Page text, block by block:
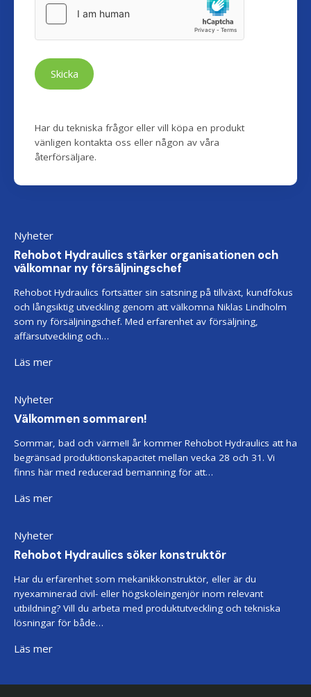
Skicka
Har du tekniska frågor eller vill köpa en produkt
vänligen kontakta oss eller någon av våra
återförsäljare.
Nyheter
Rehobot Hydraulics stärker organisationen och
välkomnar ny försäljningschef
Rehobot Hydraulics fortsätter sin satsning på tillväxt, kundfokus
och långsiktig utveckling genom att välkomna Niklas Lindholm
som ny försäljningschef. Med erfarenhet av försäljning,
affärsutveckling och…
Läs mer
Nyheter
Välkommen sommaren!
Sommar, bad och värme!I år kommer Rehobot Hydraulics att ha
begränsad produktionskapacitet mellan vecka 28 och 31. Vi
finns här med reducerad bemanning för att…
Läs mer
Nyheter
Rehobot Hydraulics söker konstruktör
Har du erfarenhet som mekanikkonstruktör, eller är du
nyexaminerad civil- eller högskoleingenjör inom relevant
utbildning? Vill du arbeta med produktutveckling och tekniska
lösningar för både…
Läs mer